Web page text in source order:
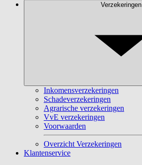
Verzekeringen
Inkomensverzekeringen
Schadeverzekeringen
Agrarische verzekeringen
VvE verzekeringen
Voorwaarden
Overzicht Verzekeringen
Klantenservice